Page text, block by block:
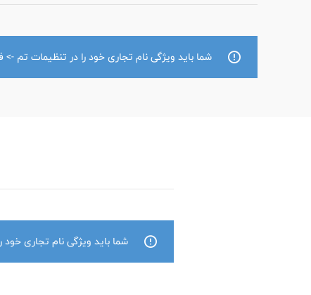
شما باید ویژگی نام تجاری خود را در تنظیمات تم ->
شما باید ویژگی نام تجاری